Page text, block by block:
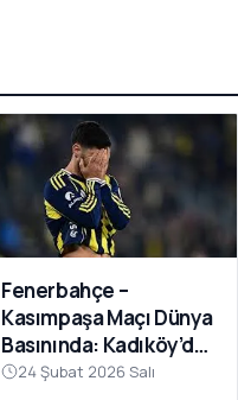
Fenerbahçe –
Kasımpaşa Maçı Dünya
Basınında: Kadıköy’de
Büyük Şok
24 Şubat 2026 Salı